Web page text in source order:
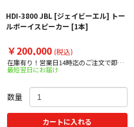
HDI-3800 JBL [ジェイビーエル] トー
ルボーイスピーカー [1本]
￥200,000 (税込)
在庫有り！営業日14時迄のご注文で即日
出荷！
最短翌日にお届け
数量
カートに入れる